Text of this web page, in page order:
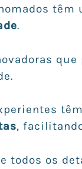
têm
.
que
,
todos os